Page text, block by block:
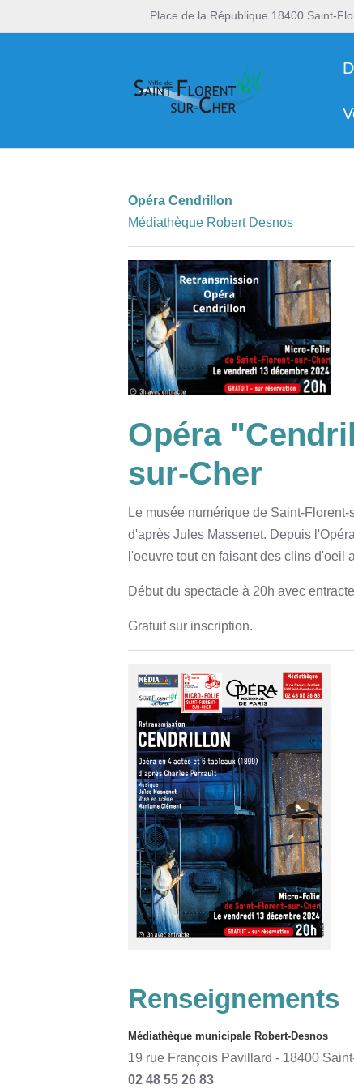
Place de la République 18400 Saint-
Opéra Cendrillon
Médiathèque Robert Desnos
Opéra
sur-Cher
Le musée numérique de Saint-
d'après Jules Massenet. Depuis
l'oeuvre tout en faisant des clins d'oeil
Début du spectacle à 20h avec
Gratuit sur inscription.
Renseignements
Médiathèque municipale Robert-Desnos
19 rue François Pavillard - 18400
02 48 55 26 83